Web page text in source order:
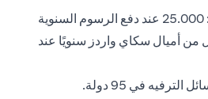
مكافأة أميال سكاي واردز: 25.000 عند دفع الرسوم السنوية
الأولى و 10.000 ميل من أميال سكاي واردز سنويًا عند
في 95 دولة.